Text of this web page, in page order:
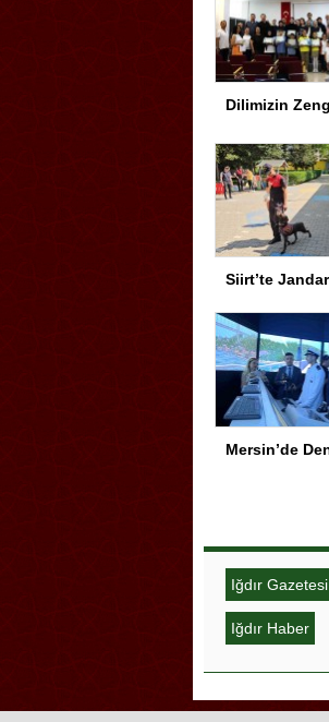
Iğdır Gazetesi
Iğdır Haber